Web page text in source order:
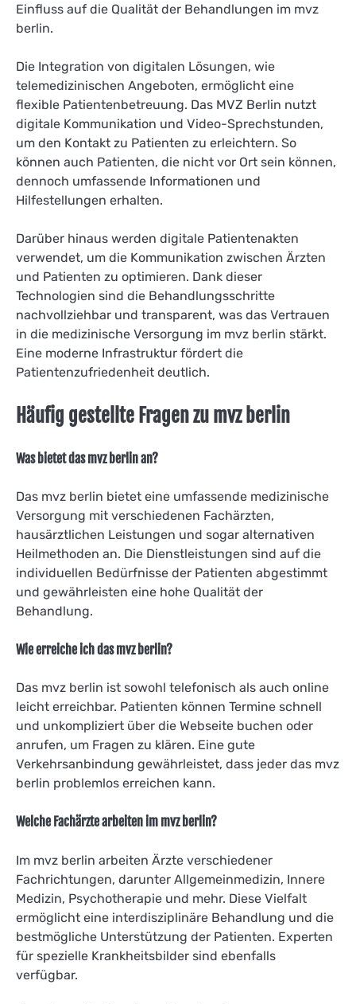
Einfluss auf die Qualität der Behandlungen im mvz
berlin.
Die Integration von digitalen Lösungen, wie
telemedizinischen Angeboten, ermöglicht eine
flexible Patientenbetreuung. Das MVZ Berlin nutzt
digitale Kommunikation und Video-Sprechstunden,
um den Kontakt zu Patienten zu erleichtern. So
können auch Patienten, die nicht vor Ort sein können,
dennoch umfassende Informationen und
Hilfestellungen erhalten.
Darüber hinaus werden digitale Patientenakten
verwendet, um die Kommunikation zwischen Ärzten
und Patienten zu optimieren. Dank dieser
Technologien sind die Behandlungsschritte
nachvollziehbar und transparent, was das Vertrauen
in die medizinische Versorgung im mvz berlin stärkt.
Eine moderne Infrastruktur fördert die
Patientenzufriedenheit deutlich.
Häufig gestellte Fragen zu mvz berlin
Was bietet das mvz berlin an?
Das mvz berlin bietet eine umfassende medizinische
Versorgung mit verschiedenen Fachärzten,
hausärztlichen Leistungen und sogar alternativen
Heilmethoden an. Die Dienstleistungen sind auf die
individuellen Bedürfnisse der Patienten abgestimmt
und gewährleisten eine hohe Qualität der
Behandlung.
Wie erreiche ich das mvz berlin?
Das mvz berlin ist sowohl telefonisch als auch online
leicht erreichbar. Patienten können Termine schnell
und unkompliziert über die Webseite buchen oder
anrufen, um Fragen zu klären. Eine gute
Verkehrsanbindung gewährleistet, dass jeder das mvz
berlin problemlos erreichen kann.
Welche Fachärzte arbeiten im mvz berlin?
Im mvz berlin arbeiten Ärzte verschiedener
Fachrichtungen, darunter Allgemeinmedizin, Innere
Medizin, Psychotherapie und mehr. Diese Vielfalt
ermöglicht eine interdisziplinäre Behandlung und die
bestmögliche Unterstützung der Patienten. Experten
für spezielle Krankheitsbilder sind ebenfalls
verfügbar.